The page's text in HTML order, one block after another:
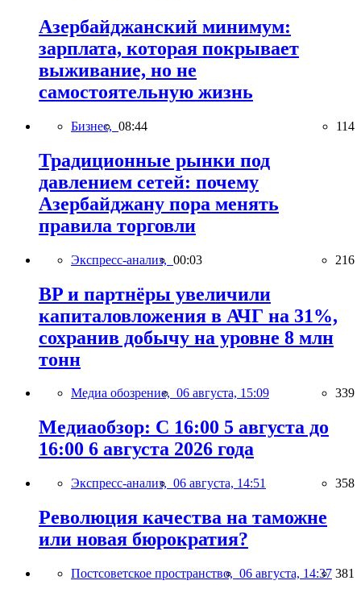
Азербайджанский минимум:
зарплата, которая покрывает
выживание, но не
самостоятельную жизнь
Бизнес, 08:44 114
Традиционные рынки под
давлением сетей: почему
Азербайджану пора менять
правила торговли
Экспресс-анализ, 00:03 216
BP и партнёры увеличили
капиталовложения в АЧГ на 31%,
сохранив добычу на уровне 8 млн
тонн
Медиа обозрение, 06 августа, 15:09 339
Медиаобзор: С 16:00 5 августа до
16:00 6 августа 2026 года
Экспресс-анализ, 06 августа, 14:51 358
Революция качества на таможне
или новая бюрократия?
Постсоветское пространство, 06 августа, 14:37 381